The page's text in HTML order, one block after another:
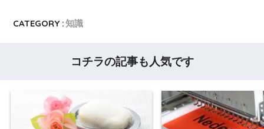
CATEGORY :知識
コチラの記事も人気です